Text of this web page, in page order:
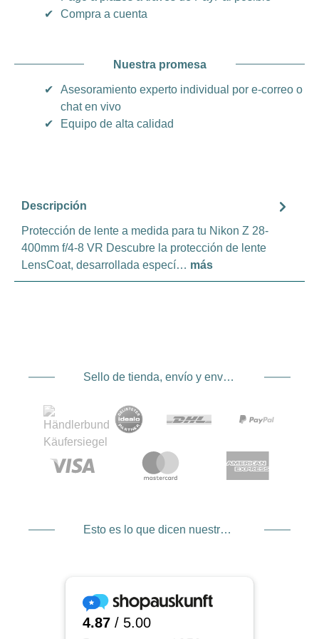
✔
Compra a cuenta
Nuestra promesa
✔
Asesoramiento experto individual por e-correo o
chat en vivo
✔
Equipo de alta calidad
Descripción
Protección de lente a medida para tu Nikon Z 28-
400mm f/4-8 VR Descubre la protección de lente
LensCoat, desarrollada especí… más
Sello de tienda, envío y envío. Proveedor de servicios de pago
Esto es lo que dicen nuestros clientes